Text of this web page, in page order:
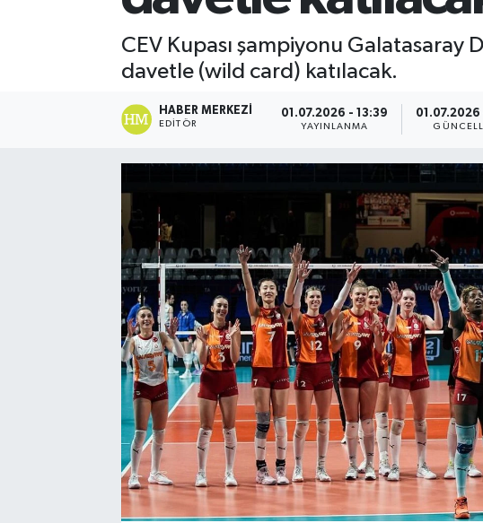
CEV Kupası şampiyonu Galatasaray
davetle (wild card) katılacak.
HABER MERKEZI
EDITÖR
01.07.2026 - 13:39
YAYINLANMA
01.07.2026